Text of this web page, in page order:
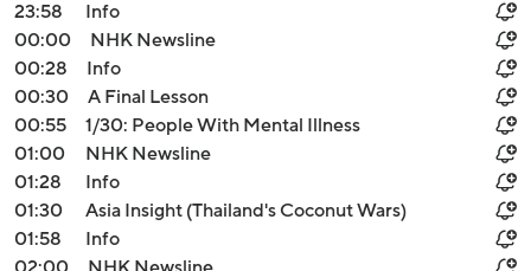
23:58
Info
00:00
NHK Newsline
00:28
Info
00:30
A Final Lesson
00:55
1/30: People With Mental Illness
01:00
NHK Newsline
01:28
Info
01:30
Asia Insight (Thailand's Coconut Wars)
01:58
Info